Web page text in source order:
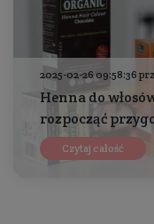
2025-02-26 09:58:36
Henna do
rozpocząć
Czytaj całość